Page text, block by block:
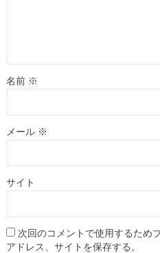
名前 ※
メール ※
サイト
次回のコメントで使用するため
アドレス、サイトを保存する。